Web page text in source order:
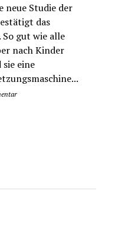
neue Studie der
das
So gut wie alle
nach Kinder
eine